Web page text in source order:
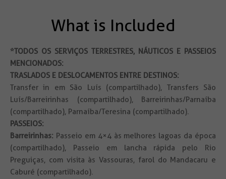
What is Included
*TODOS OS SERVIÇOS TERRESTRES, NÁUTICOS E PASSEIOS
MENCIONADOS:
TRASLADOS E DESLOCAMENTOS ENTRE DESTINOS:
Transfer in em São Luís (compartilhado), Transfers São
Luís/Barreirinhas (compartilhado), Barreirinhas/Parnaíba
(compartilhado), Parnaíba/Teresina (compartilhado).
PASSEIOS:
Barreirinhas: Passeio em 4×4 às melhores lagoas da época
(compartilhado), Passeio em lancha rápida pelo Rio
Preguiças, com visita às Vassouras, farol do Mandacaru e
Caburé (compartilhado).